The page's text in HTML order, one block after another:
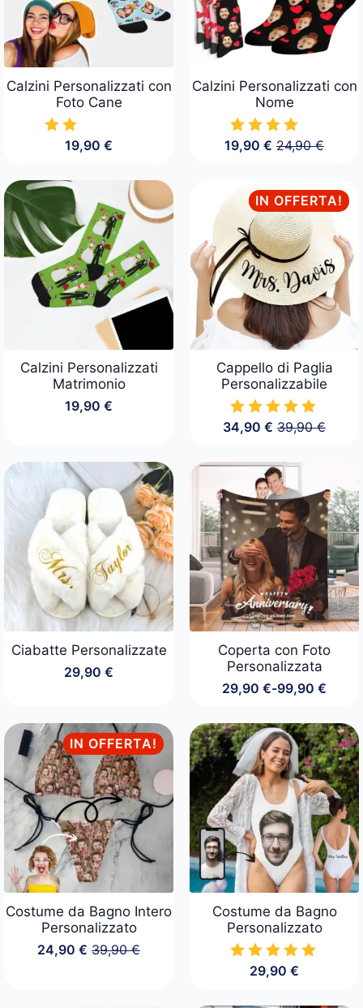
Calzini Personalizzati con
Foto Cane
19,90 €
Calzini Personalizzati con
Nome
24,90€
Il
era:
24,90 €.
19,90€ Il
è:
19,90 €.
Calzini Personalizzati
Matrimonio
19,90 €
IN OFFERTA!
Cappello di Paglia
Personalizzabile
39,90€
Il
originale
era:
39,90 €.
34,90€ Il
attuale
è:
34,90 €.
Ciabatte Personalizzate
29,90 €
Coperta con Foto
Personalizzata
29,90 €-99,90 €
Fascia
prezzo:
da
29,90 €
a
99,90 €
IN OFFERTA!
Costume da Bagno Intero
Personalizzato
39,90€
Il
24,90€ Il
Costume da Bagno
Personalizzato
29,90 €